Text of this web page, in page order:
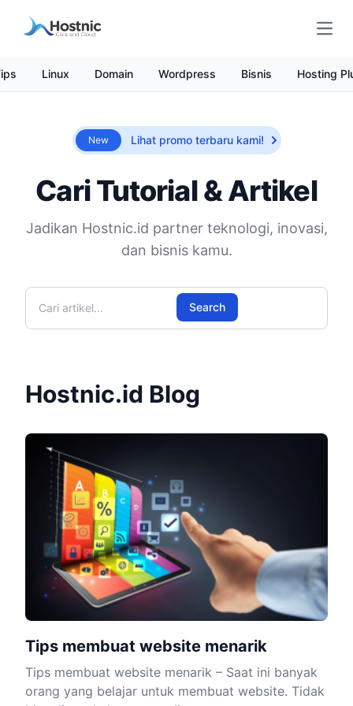
Linux Domain Wordpress Bisnis Hosting
New Lihat promo terbaru kami!
Cari Tutorial & Artikel
Jadikan Hostnic.id partner teknologi, inovasi,
dan bisnis kamu.
Cari artikel
Search
Hostnic.id Blog
Tips membuat website menarik
Tips membuat website menarik – Saat ini banyak
orang yang belajar untuk membuat website. Tidak